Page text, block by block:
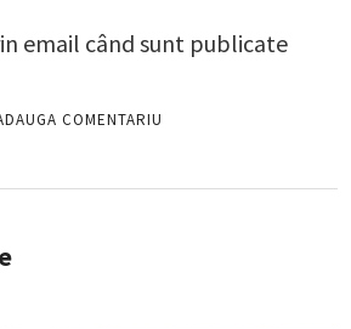
email când sunt publicate